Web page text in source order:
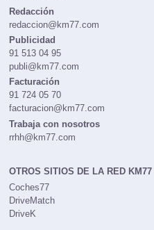
CONTACTOS
Redacción
redaccion@km77.com
Publicidad
91 513 04 95
publi@km77.com
Facturación
91 724 05 70
facturacion@km77.com
Trabaja con nosotros
OTROS SITIOS DE LA RED KM77
Coches77
DriveMatch